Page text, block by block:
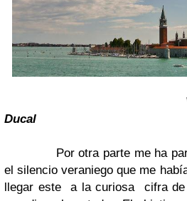
Ducal
Por otra parte me ha
el silencio veraniego que me
llegar este a la curiosa cifra de